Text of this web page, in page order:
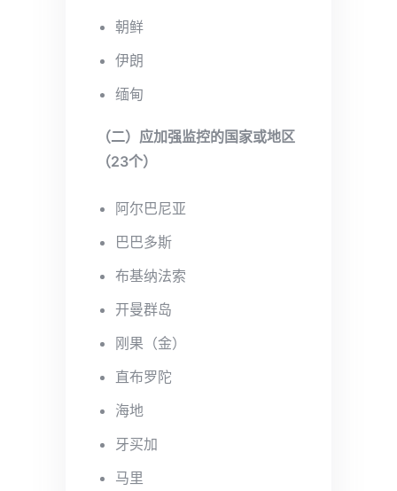
朝鲜
伊朗
缅甸
（二）应加强监控的国家或地区
（23个）
阿尔巴尼亚
巴巴多斯
布基纳法索
开曼群岛
刚果（金）
直布罗陀
海地
牙买加
马里